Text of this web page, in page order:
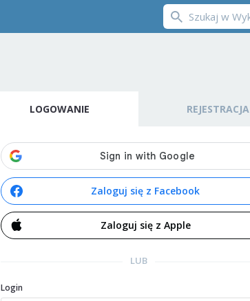
LOGOWANIE REJESTRACJA
Zaloguj się z Facebook
Zaloguj się z Apple
LUB
Login